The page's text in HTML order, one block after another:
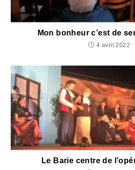
Mon bonheur c’est de
4 avril 2022
Le Barie centre de